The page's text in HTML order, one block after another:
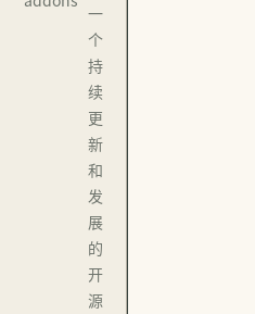
一
个
持
续
更
新
和
发
展
的
开
源